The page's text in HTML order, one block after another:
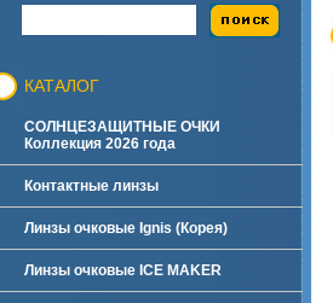
КАТАЛОГ
СОЛНЦЕЗАЩИТНЫЕ ОЧКИ
Коллекция 2026 года
Контактные линзы
Линзы очковые Ignis (Корея)
Линзы очковые ICE MAKER